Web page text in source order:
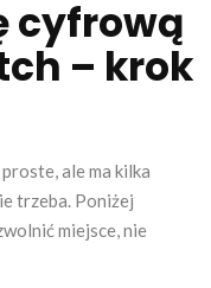
cyfrową
– krok
ale ma kilka
trzeba. Poniżej
miejsce, nie